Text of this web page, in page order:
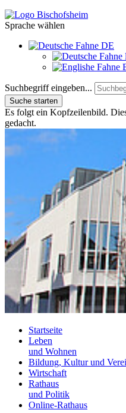
Sprache wählen
DE
Suchbegriff eingeben...
Suche starten
Es folgt ein Kopfzeilenbild.
gedacht.
Startseite
Leben
und Wohnen
Bildung, Kultur und
Wirtschaft
Rathaus
und Politik
Online-Rathaus